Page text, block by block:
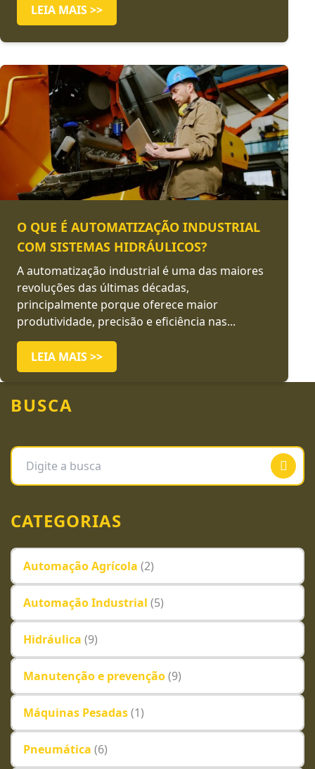
LEIA MAIS >>
O QUE É AUTOMATIZAÇÃO INDUSTRIAL
COM SISTEMAS HIDRÁULICOS?
A automatização industrial é uma das maiores
revoluções das últimas décadas,
principalmente porque oferece maior
produtividade, precisão e eficiência nas...
LEIA MAIS >>
BUSCA
CATEGORIAS
Automação Agrícola (2)
Automação Industrial (5)
Hidráulica (9)
Manutenção e prevenção(9)
Máquinas Pesadas(1)
Pneumática (6)